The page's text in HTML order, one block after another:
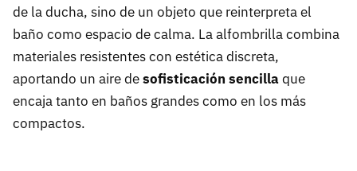
de la ducha, sino de un objeto que reinterpreta el
baño como espacio de calma. La alfombrilla combina
materiales resistentes con estética discreta,
aportando un aire desofisticación sencillaque
encaja tanto en baños grandes como en los más
compactos.